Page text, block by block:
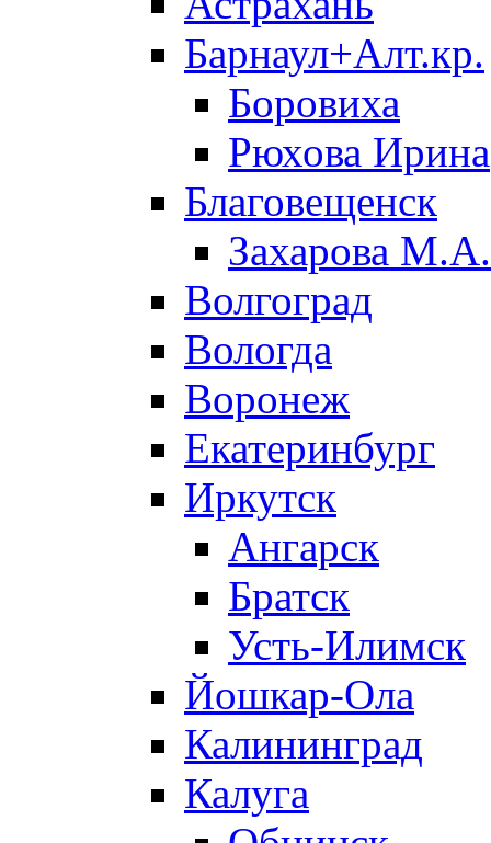
Барнаул+Алт.кр.
Боровиха
Рюхова Ирина
Благовещенск
Захарова М.А.
Волгоград
Вологда
Воронеж
Екатеринбург
Иркутск
Ангарск
Братск
Усть-Илимск
Йошкар-Ола
Калининград
Калуга